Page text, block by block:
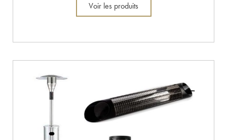
Voir les produits